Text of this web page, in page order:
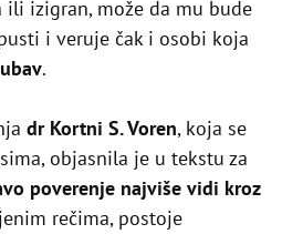
ili izigran, može da mu bude
i veruje čak i osobi koja
.
dr Kortni S. Voren, koja se
objasnila je u tekstu za
poverenje najviše vidi kroz
rečima, postoje